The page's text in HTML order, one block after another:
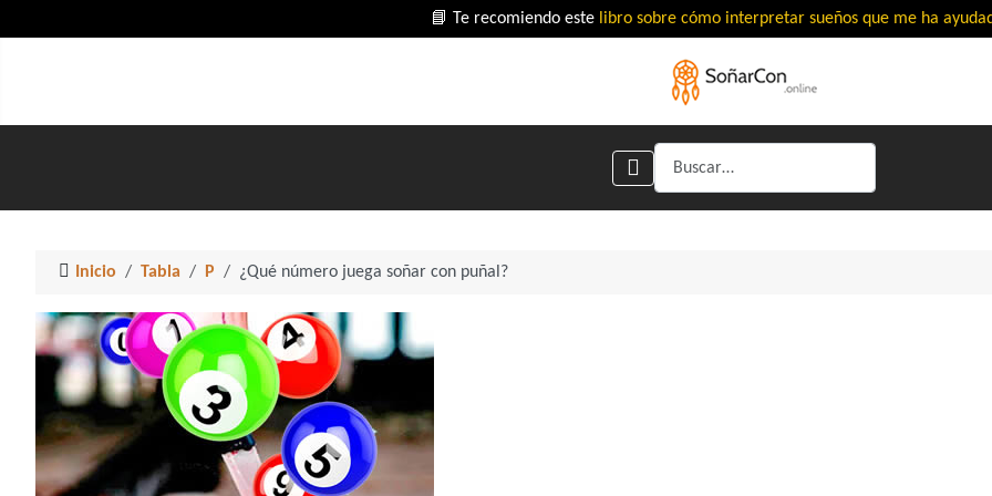
📘 Te recomiendo este libro sobre cómo interpretar sueños que me ha
Buscar
Inicio Tabla P ¿Qué número juega soñar con puñal?